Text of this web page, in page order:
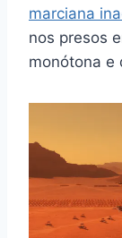
marciana
nos presos
monótona e